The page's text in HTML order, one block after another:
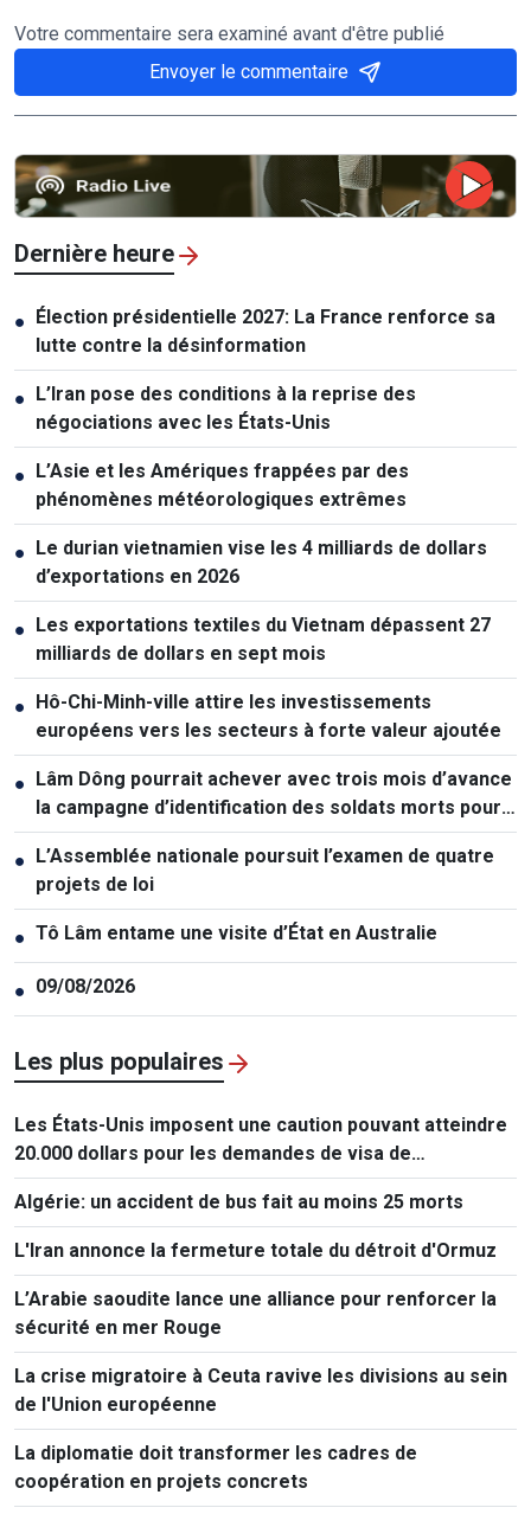
Votre commentaire sera examiné avant d'être publié
Envoyer le commentaire
Dernière heure
● Élection présidentielle 2027: La France renforce sa
lutte contre la désinformation
● L’Iran pose des conditions à la reprise des
négociations avec les États-Unis
● L’Asie et les Amériques frappées par des
phénomènes météorologiques extrêmes
● Le durian vietnamien vise les 4 milliards de dollars
d’exportations en 2026
● Les exportations textiles du Vietnam dépassent 27
milliards de dollars en sept mois
● Hô-Chi-Minh-ville attire les investissements
européens vers les secteurs à forte valeur ajoutée
● Lâm Dông pourrait achever avec trois mois d’avance
la campagne d’identification des soldats morts pour
la Patrie
● L’Assemblée nationale poursuit l’examen de quatre
projets de loi
● Tô Lâm entame une visite d’État en Australie
● 09/08/2026
Les plus populaires
Les États-Unis imposent une caution pouvant atteindre
20.000 dollars pour les demandes de visa de
ressortissants de 50 pays
Algérie: un accident de bus fait au moins 25 morts
L'Iran annonce la fermeture totale du détroit d'Ormuz
L’Arabie saoudite lance une alliance pour renforcer la
sécurité en mer Rouge
La crise migratoire à Ceuta ravive les divisions au sein
de l'Union européenne
La diplomatie doit transformer les cadres de
coopération en projets concrets